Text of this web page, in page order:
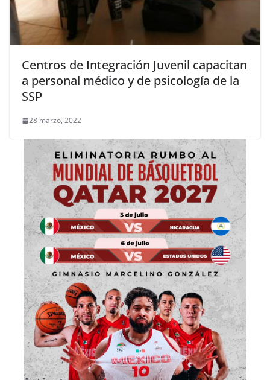
Centros de Integración Juvenil capacitan
a personal médico y de psicología de la
SSP
28 marzo, 2022